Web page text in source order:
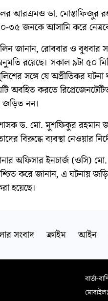
আরএমও ডা. মোস্তাফিজুর
৩৫ জনকে আসামি করে
জানান, রোববার ও বুধবার
রয়েছে। সকাল ৯টা ৫০
সঙ্গে যে অপ্রীতিকর ঘটনা
অবহিত করতে
জড়িত নন।
ড. মো. মুশফিকুর রহমান
বিরুদ্ধে ব্যবস্থা নেওয়ার
অফিসার ইনচার্জ (ওসি)
করে জানান, এ ঘটনায়
হয়েছে।
সংবাদ ক্রাইম আইন
বার্তা-